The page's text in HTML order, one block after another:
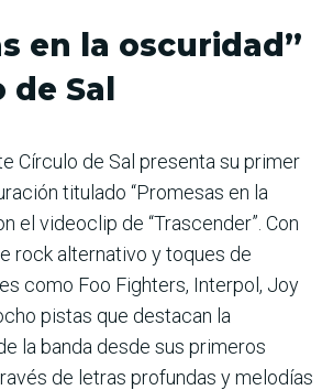
en la oscuridad”
de Sal
Círculo de Sal presenta su primer
titulado “Promesas en la
el videoclip de “Trascender”. Con
rock alternativo y toques de
como Foo Fighters, Interpol, Joy
pistas que destacan la
la banda desde sus primeros
de letras profundas y melodías